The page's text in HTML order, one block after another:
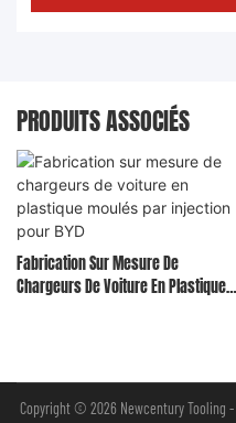
PRODUITS ASSOCIÉS
Fabrication Sur Mesure De
Chargeurs De Voiture En Plastique
Copyright © 2026 Newcentury Tooling -